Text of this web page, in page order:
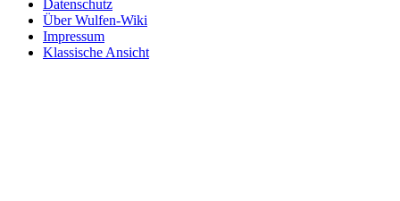
Datenschutz
Über Wulfen-Wiki
Impressum
Klassische Ansicht